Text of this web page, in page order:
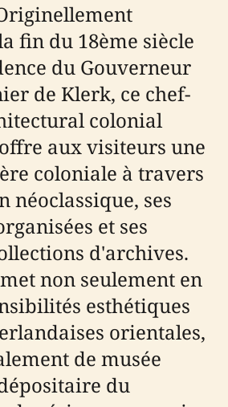
fin du 18ème siècle
du Gouverneur
de Klerk, ce chef-
colonial
aux visiteurs une
coloniale à travers
néoclassique, ses
et ses
d'archives.
non seulement en
esthétiques
orientales,
de musée
du